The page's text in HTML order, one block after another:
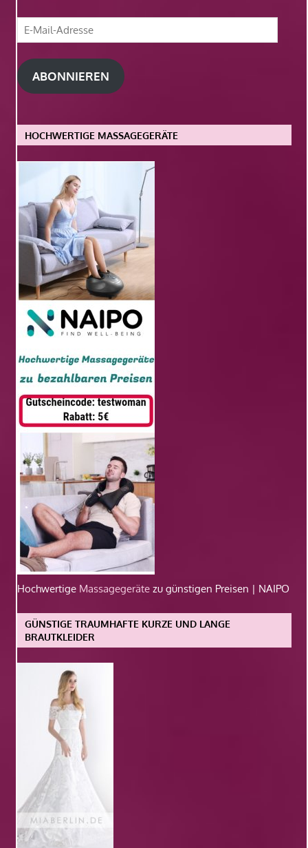
E-
Mail-
Adresse
ABONNIEREN
HOCHWERTIGE MASSAGEGERÄTE
Hochwertige Massagegeräte zu günstigen Preisen | NAIPO
GÜNSTIGE TRAUMHAFTE KURZE UND LANGE
BRAUTKLEIDER